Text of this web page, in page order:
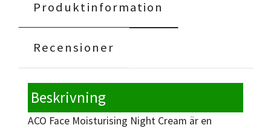
Produktinformation
Recensioner
Beskrivning
ACO Face Moisturising Night Cream är en